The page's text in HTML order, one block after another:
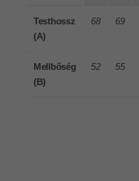
Testhossz
(A)
68 69
Mellbőség
(B)
52 55